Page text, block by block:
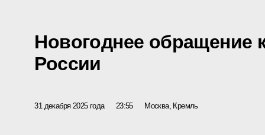
Новогоднее обращение
России
31 декабря 2025 года 23:55 Москва, Кремль